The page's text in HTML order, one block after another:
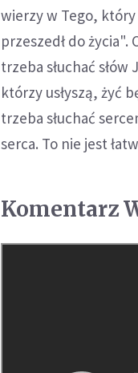
wierzy w Tego, który
przeszedł do życia".
trzeba słuchać słów
którzy usłyszą, żyć
trzeba słuchać
serca. To nie jest
Komentarz